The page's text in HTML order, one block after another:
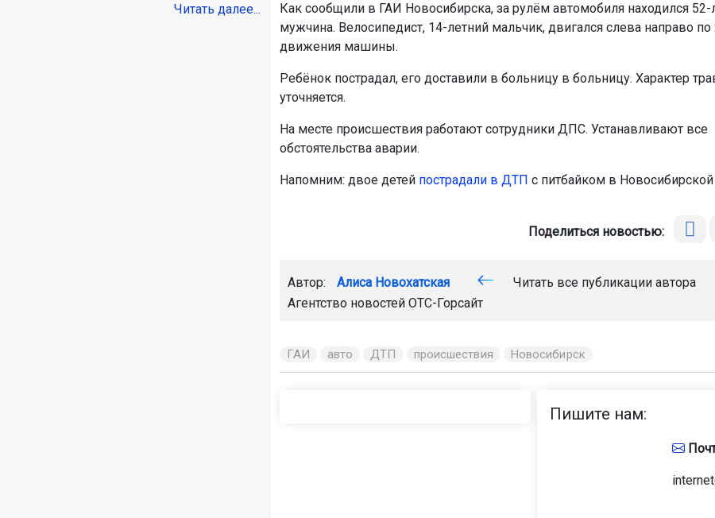
Читать далее...
Как сообщили в ГАИ Новосибирска, за рулём автомобиля находился 52-
мужчина. Велосипедист, 14-летний мальчик, двигался слева направо по
движения машины.
Ребёнок пострадал, его доставили в больницу в больницу. Характер
уточняется.
На месте происшествия работают сотрудники ДПС. Устанавливают все
обстоятельства аварии.
Напомним: двое детей пострадали в ДТП с питбайком в Новосибирской
Поделиться новостью:
Автор: Алиса Новохатская
Читать все публикации автора
Агентство новостей ОТС-Горсайт
ГАИ авто ДТП происшествия Новосибирск
Пишите нам: